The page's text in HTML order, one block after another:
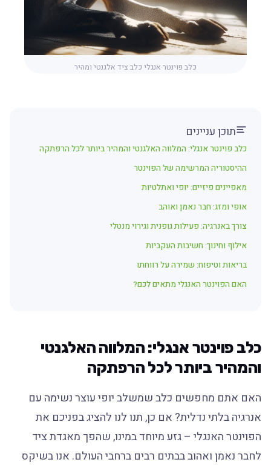
כלב פוינטר אנגלי כלב ציד אלגנטי ומהיר
תוכן עניינים
כלב פוינטר אנגלי: המלווה האלגנטי והמהיר ביותר לכל הרפתקה
ההיסטוריה המרשימה של הפוינטר
מאפיינים פיזיים: יופי ואתלטיות
אופי ומזג: חבר נאמן ואוהב
צורך באנרגיה: פעילות גופנית וגירוי מנטלי
אילוף וחינוך: חשיבות העקביות
בריאות וטיפוח: שמירה על רווחתו
האם הפוינטר האנגלי מתאים לכם?
כלב פוינטר אנגלי: המלווה האלגנטי
והמהיר ביותר לכל הרפתקה
האם אתם מחפשים כלב שמשלב יופי עוצר נשימה עם
אנרגיה בלתי נדלית? אם כן, תנו לנו להציג בפניכם את
הפוינטר האנגלי – גזע מיוחד במינו, שהפך מאגדת ציד
לחבר נאמן ואהוב בבתים רבים ברחבי העולם. אנו בשיקס